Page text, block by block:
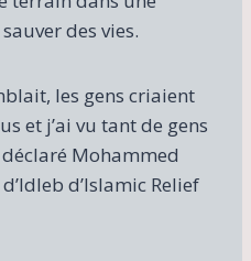
des vies.
les gens criaient
et j’ai vu tant de gens
Mohammed
d’Islamic Relief